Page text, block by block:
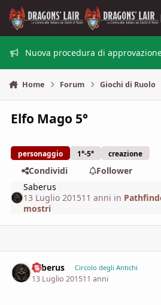
Vai al contenuto
Nuova procedura di
Home Forum Giochi di Ruolo
Elfo Mago 5°
personaggio 1°-5° creazione
Condividi
Follower
Saberus
13 Luglio 201511 anni in
mostri
Saberus Circolo degli Antichi
13 Luglio 201511 anni